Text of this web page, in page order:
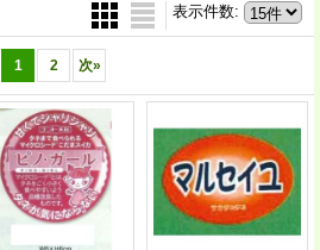
表示件数:
1 2 次»